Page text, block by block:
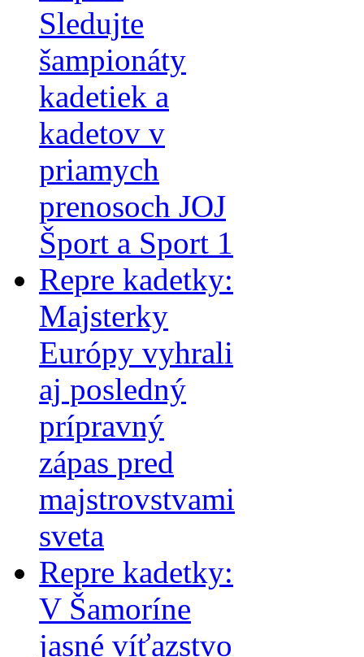
Sledujte
šampionáty
kadetiek a
kadetov v
priamych
prenosoch JOJ
Šport a Sport 1
Repre kadetky:
Majsterky
Európy vyhrali
aj posledný
prípravný
zápas pred
majstrovstvami
sveta
Repre kadetky:
V Šamoríne
jasné víťazstvo